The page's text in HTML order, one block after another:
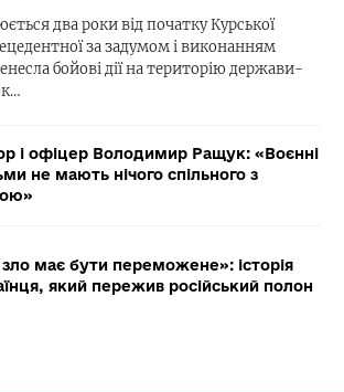
два роки від початку Курської
за задумом і виконанням
бойові дії на територію держави-
і офіцер Володимир Ращук: «Воєнні
не мають нічого спільного з
має бути переможене»: історія
який пережив російський полон